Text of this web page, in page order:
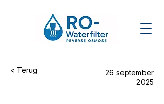
< Terug
26 september
2025